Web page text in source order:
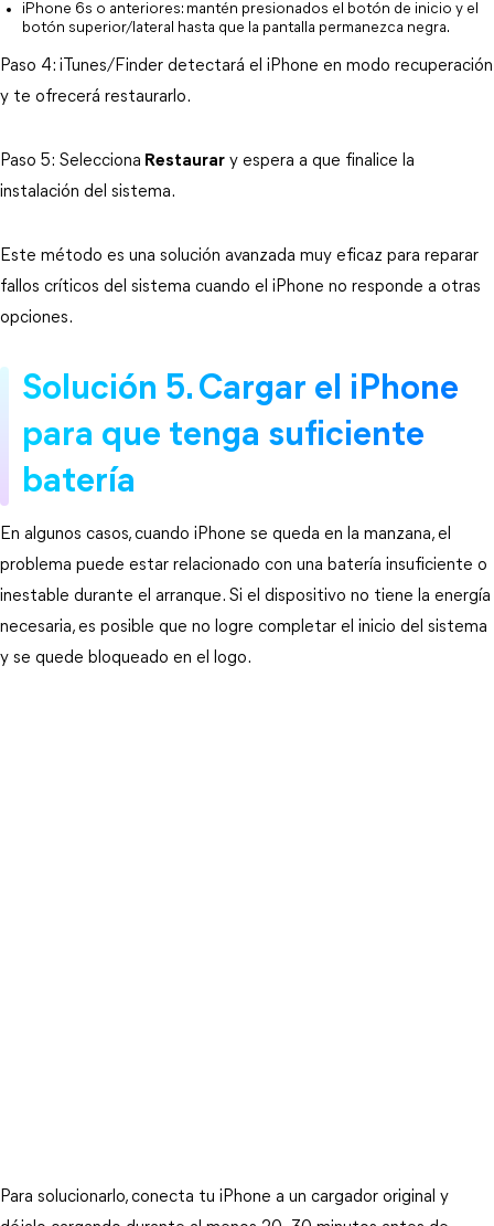
iPhone 6s o anteriores: mantén presionados el botón de inicio y el
botón superior/lateral hasta que la pantalla permanezca negra.
Paso 4: iTunes/Finder detectará el iPhone en modo recuperación
y te ofrecerá restaurarlo.
Paso 5: Selecciona Restaurar y espera a que finalice la
instalación del sistema.
Este método es una solución avanzada muy eficaz para reparar
fallos críticos del sistema cuando el iPhone no responde a otras
opciones.
Solución 5. Cargar el iPhone
para que tenga suficiente
batería
En algunos casos, cuando iPhone se queda en la manzana, el
problema puede estar relacionado con una batería insuficiente o
inestable durante el arranque. Si el dispositivo no tiene la energía
necesaria, es posible que no logre completar el inicio del sistema
y se quede bloqueado en el logo.
Para solucionarlo, conecta tu iPhone a un cargador original y